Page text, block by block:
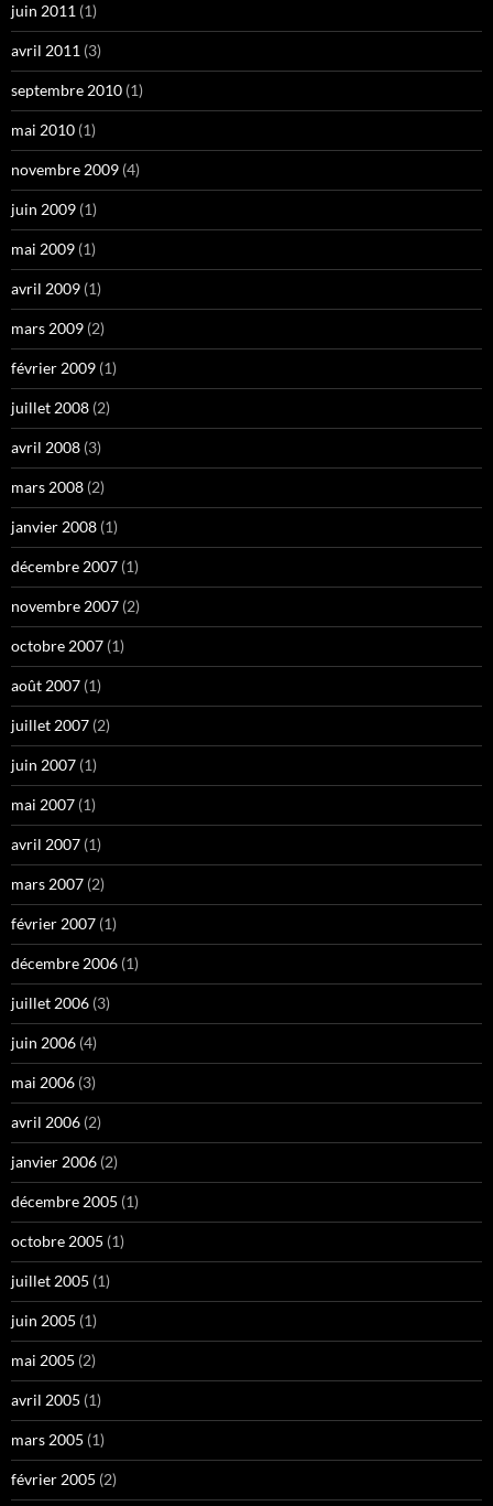
juin 2011 (1)
avril 2011 (3)
septembre 2010 (1)
mai 2010 (1)
novembre 2009 (4)
juin 2009 (1)
mai 2009 (1)
avril 2009 (1)
mars 2009 (2)
février 2009 (1)
juillet 2008 (2)
avril 2008 (3)
mars 2008 (2)
janvier 2008 (1)
décembre 2007 (1)
novembre 2007 (2)
octobre 2007 (1)
août 2007 (1)
juillet 2007 (2)
juin 2007 (1)
mai 2007 (1)
avril 2007 (1)
mars 2007 (2)
février 2007 (1)
décembre 2006 (1)
juillet 2006 (3)
juin 2006 (4)
mai 2006 (3)
avril 2006 (2)
janvier 2006 (2)
décembre 2005 (1)
octobre 2005 (1)
juillet 2005 (1)
juin 2005 (1)
mai 2005 (2)
avril 2005 (1)
mars 2005 (1)
février 2005 (2)